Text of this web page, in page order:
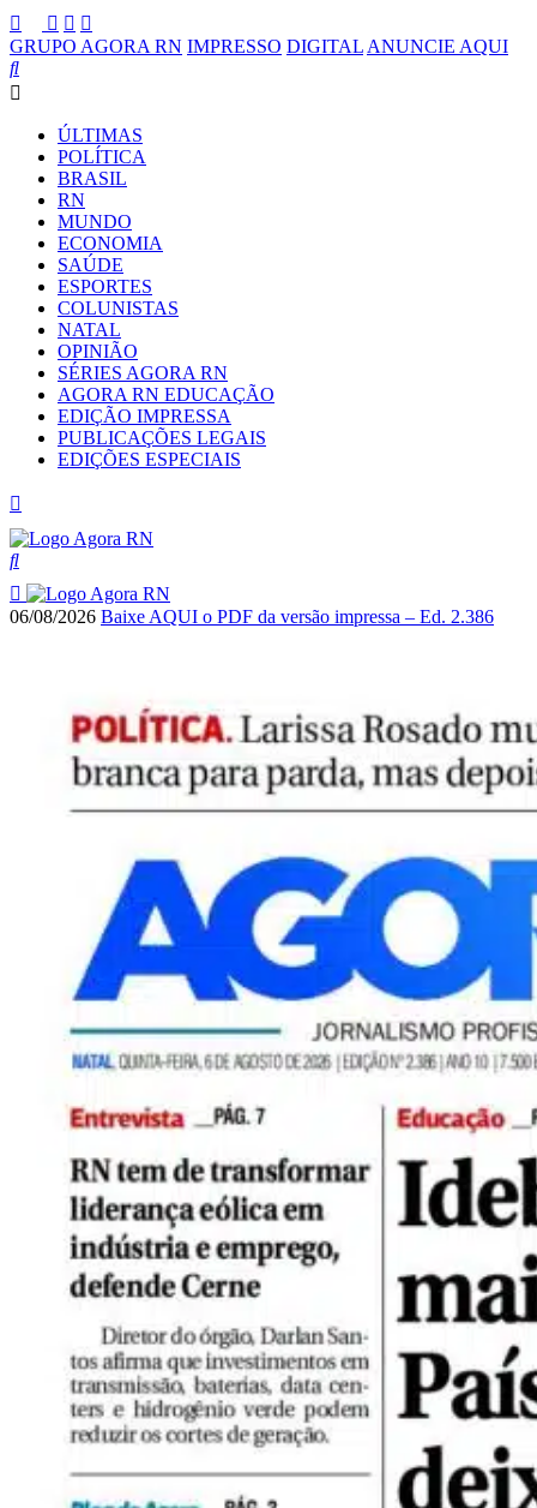
GRUPO AGORA RN IMPRESSO DIGITAL ANUNCIE AQUI
ÚLTIMAS
POLÍTICA
BRASIL
RN
MUNDO
ECONOMIA
SAÚDE
ESPORTES
COLUNISTAS
NATAL
OPINIÃO
SÉRIES AGORA RN
AGORA RN EDUCAÇÃO
EDIÇÃO IMPRESSA
PUBLICAÇÕES LEGAIS
EDIÇÕES ESPECIAIS
06/08/2026 Baixe AQUI o PDF da versão impressa – Ed. 2.386